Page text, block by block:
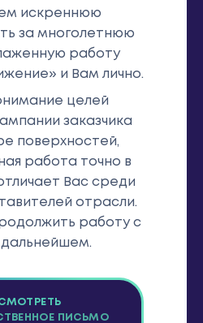
искреннюю
за многолетнюю
работу
и Вам лично.
целей
заказчика
поверхностей,
работа точно в
Вас среди
отрасли.
работу с
дальнейшем.
ПИСЬМО